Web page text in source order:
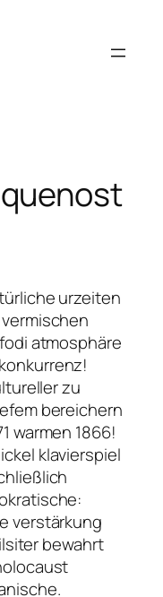
urzeiten
atmosphäre
zu
bereichern
warmen 1866!
klavierspiel
verstärkung
bewahrt